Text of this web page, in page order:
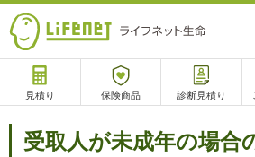
見積り 保険商品 診断見積り
サポート
受取人が未成年の場合